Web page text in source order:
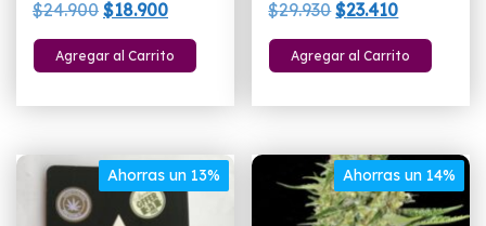
Valorado
con
de 5
$24.900 El
precio
original
$18.900El
precio
actual
Agregar al Carrito
Valorado
con
de 5
$29.930El
precio
original
$23.410El
precio
actual
Agregar al Carrito
Ahorras un 13% Ahorras un 14%